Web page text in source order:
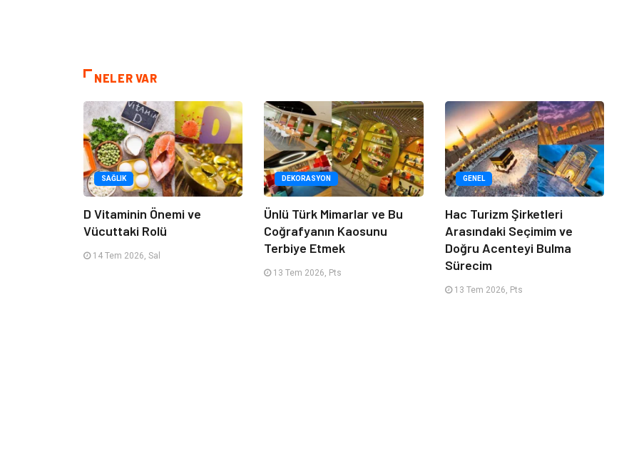
NELER VAR
SAĞLIK
D Vitaminin Önemi ve
Vücuttaki Rolü
14 Tem 2026, Sal
DEKORASYON
Ünlü Türk Mimarlar ve Bu
Coğrafyanın Kaosunu
Terbiye Etmek
13 Tem 2026, Pts
GENEL
Hac Turizm Şirketleri
Arasındaki Seçimim ve
Doğru Acenteyi Bulma
Sürecim
13 Tem 2026, Pts